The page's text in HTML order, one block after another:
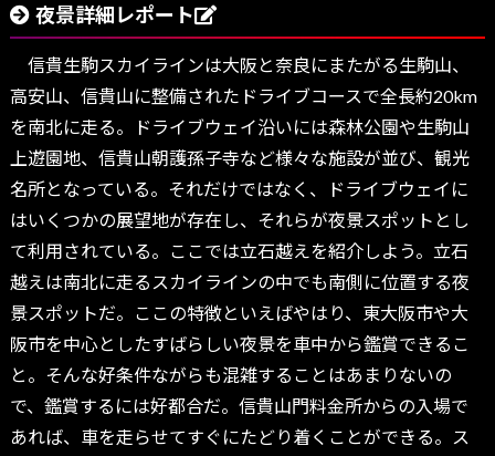
夜景詳細レポート
信貴生駒スカイラインは大阪と奈良にまたがる生駒山、
高安山、信貴山に整備されたドライブコースで全長約20km
を南北に走る。ドライブウェイ沿いには森林公園や生駒山
上遊園地、信貴山朝護孫子寺など様々な施設が並び、観光
名所となっている。それだけではなく、ドライブウェイに
はいくつかの展望地が存在し、それらが夜景スポットとし
て利用されている。ここでは立石越えを紹介しよう。立石
越えは南北に走るスカイラインの中でも南側に位置する夜
景スポットだ。ここの特徴といえばやはり、東大阪市や大
阪市を中心としたすばらしい夜景を車中から鑑賞できるこ
と。そんな好条件ながらも混雑することはあまりないの
で、鑑賞するには好都合だ。信貴山門料金所からの入場で
あれば、車を走らせてすぐにたどり着くことができる。ス